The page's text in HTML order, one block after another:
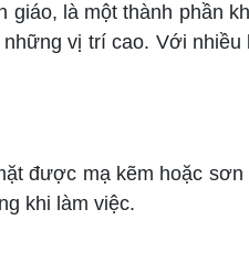
giáo, là một thành phần
vị trí cao. Với
được mạ kẽm hoặc sơn
khi làm việc.